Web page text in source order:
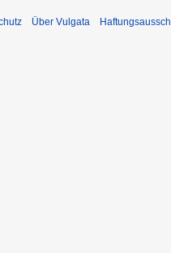
Über Vulgata